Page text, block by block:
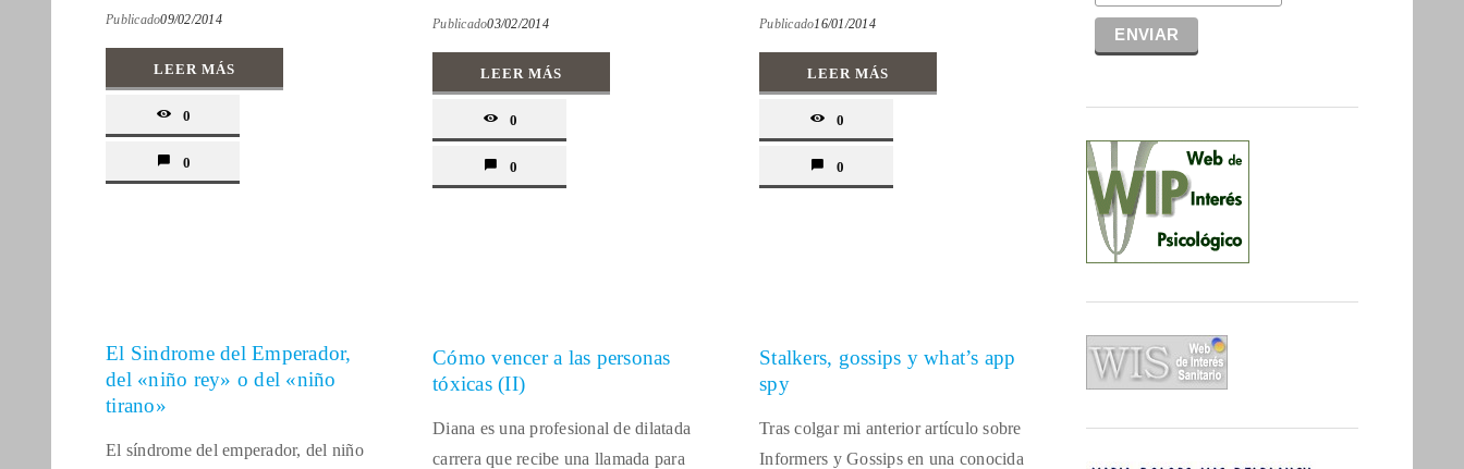
Publicado09/02/2014
LEER MÁS
0
0
Publicado03/02/2014
LEER MÁS
0
0
Publicado16/01/2014
LEER MÁS
0
0
El Sindrome del Emperador,
del «niño rey» o del «niño
tirano»
El síndrome del emperador, del niño
Cómo vencer a las personas
tóxicas (II)
Diana es una profesional de dilatada
carrera que recibe una llamada para
Stalkers, gossips y what’s app
spy
Tras colgar mi anterior artículo sobre
Informers y Gossips en una conocida